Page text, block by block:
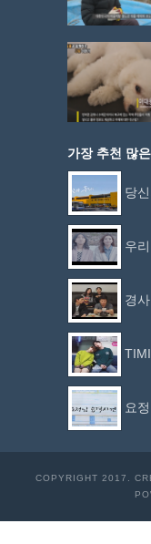
가장 추천 많
당
우
경
요
COPYRIGHT 2017.